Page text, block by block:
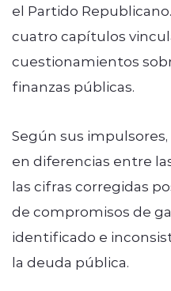
el Partido
cuatro capítulos
cuestionamientos
finanzas públicas.
Según sus
en diferencias entre
las cifras corregidas
de compromisos de
identificado e
la deuda pública.